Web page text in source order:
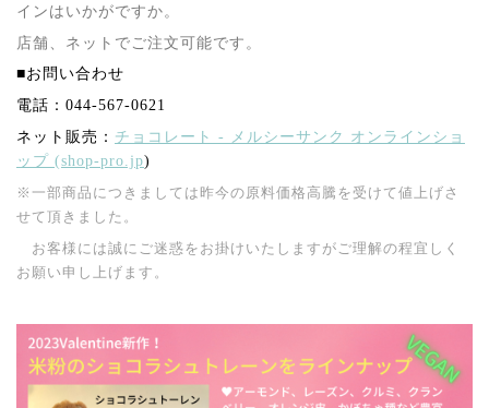
インはいかがですか。
店舗、ネットでご注文可能です。
■お問い合わせ
電話：044-567-0621
ネット販売： チョコレート - メルシーサンク オンラインショ
ップ (shop-pro.jp)
※一部商品につきましては昨今の原料価格高騰を受けて値上げさ
せて頂きました。
お客様には誠にご迷惑をお掛けいたしますがご理解の程宜しく
お願い申し上げます。